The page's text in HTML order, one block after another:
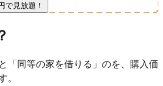
で見放題！
「同等の家を借りる」のを、購入価